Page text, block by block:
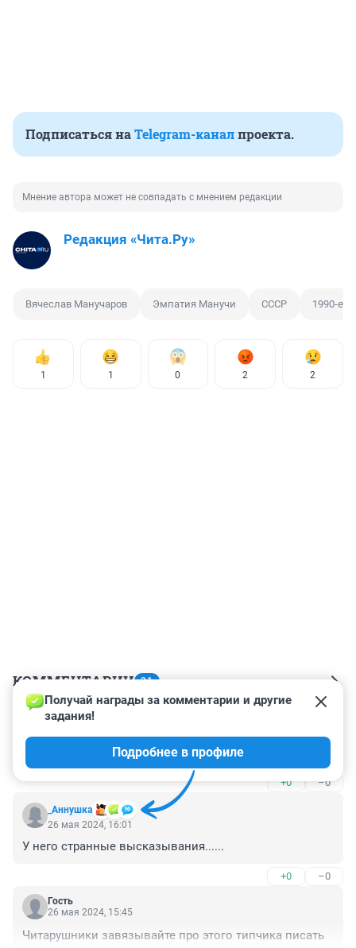
Подписаться наTelegram-каналпроекта.
Мнение автора может не совпадать с мнением редакции
Редакция «Чита.Ру»
Вячеслав Манучаров Эмпатия Манучи СССР 1990-е
1 1 0 2 2
КОММЕНТАРИИ 31
Гость
Ты хто такой? Давай до свидания....
+0 –0
_Аннушка
Получай награды за комментарии и другие
задания!
Подробнее в профиле
26 мая 2024, 16:01
У него странные высказывания......
+0 –0
Гость
26 мая 2024, 15:45
Читарушники завязывайте про этого типчика писать